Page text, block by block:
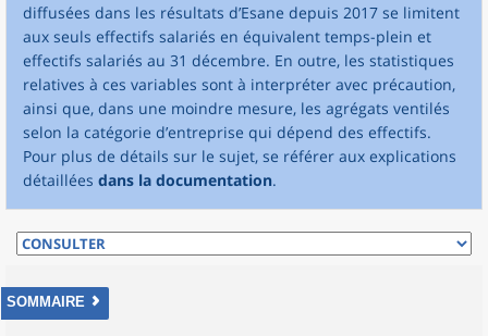
diffusées dans les résultats d’Esane depuis 2017 se limitent
aux seuls effectifs salariés en équivalent temps-plein et
effectifs salariés au 31 décembre. En outre, les statistiques
relatives à ces variables sont à interpréter avec précaution,
ainsi que, dans une moindre mesure, les agrégats ventilés
selon la catégorie d’entreprise qui dépend des effectifs.
Pour plus de détails sur le sujet, se référer aux explications
détaillées dans la documentation.
SOMMAIRE